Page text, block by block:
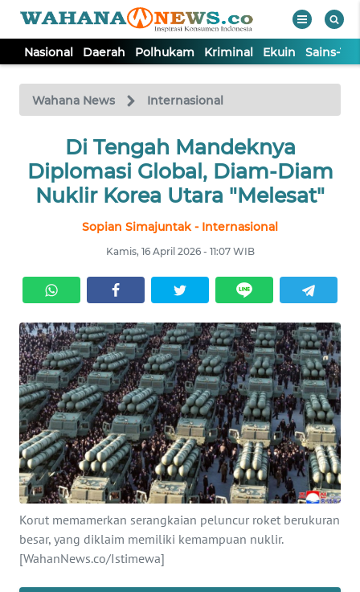
Nasional Daerah Polhukam Kriminal Ekuin Sains-
Wahana News Internasional
Di Tengah Mandeknya
Diplomasi Global, Diam-Diam
Nuklir Korea Utara "Melesat"
Sopian Simajuntak - Internasional
Kamis, 16 April 2026 - 11:07 WIB
Korut memamerkan serangkaian peluncur roket berukuran
besar, yang diklaim memiliki kemampuan nuklir.
[WahanNews.co/Istimewa]
TV
Tutup
NASIONAL
DAERAH
POLHUKAM
KRIMINAL
EKUIN
SAINS-TEKNO
KESEHATAN
INTERNASIONAL
SERBA-SERBI
PENDIDIKAN